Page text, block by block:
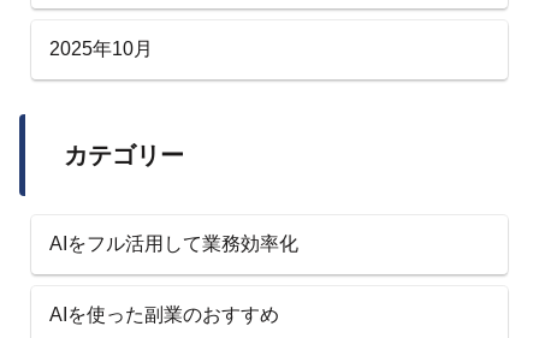
2025年10月
カテゴリー
AIをフル活用して業務効率化
AIを使った副業のおすすめ